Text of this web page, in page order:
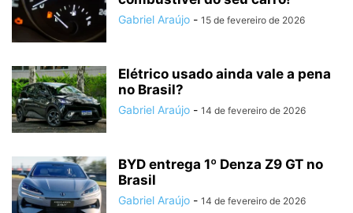
Gabriel Araújo - 15 de fevereiro de 2026
Elétrico usado ainda vale a pena
no Brasil?
Gabriel Araújo - 14 de fevereiro de 2026
BYD entrega 1º Denza Z9 GT no
Brasil
Gabriel Araújo - 14 de fevereiro de 2026